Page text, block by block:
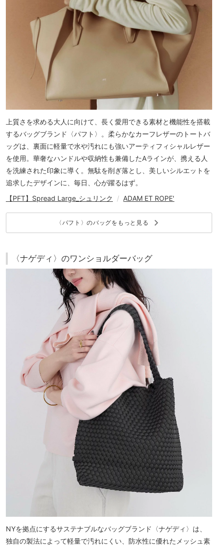
上質さを求める大人に向けて、長く愛用できる素材と機能性を搭載
するバッグブランド〈パフト〉。柔らかなカーフレザーのトートバ
ッグは、裏面に軽量で水や汚れにも強いアーティフィシャルレザー
を使用。華奢なハンドルや収納性も兼備したAラインが、携える人
を洗練された印象に導く。無駄を削ぎ落とし、美しいシルエットを
追求したデザインに、毎日、心が躍るはず。
【PFT】Spread Large_シュリンク
/ ADAM ET ROPE'
〈パフト〉のバッグをもっと見る keyboard_arrow_right
〈ナゲディ〉のワンショルダーバッグ
NYを拠点にするサステナブルなバッグブランド〈ナゲディ〉は、
独自の製法によって軽量で汚れにくい、防水性に優れたメッシュ素